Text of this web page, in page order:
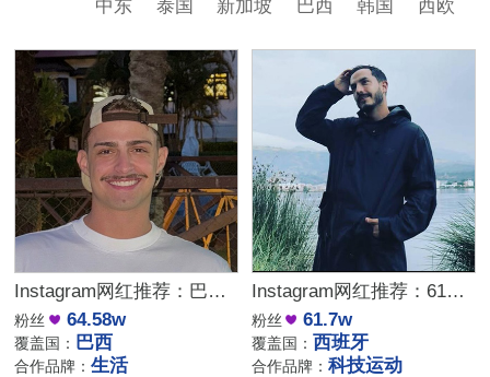
中东
泰国 新加坡 巴西 韩国 西欧
Instagram网红推荐：巴西生活方式博主适合健身时尚品牌推广
粉丝 64.58w
覆盖国： 巴西
合作品牌：生活
Instagram网红推荐：61万粉西班牙科技博主适合智能产品推广
粉丝 61.7w
覆盖国： 西班牙
合作品牌：科技运动